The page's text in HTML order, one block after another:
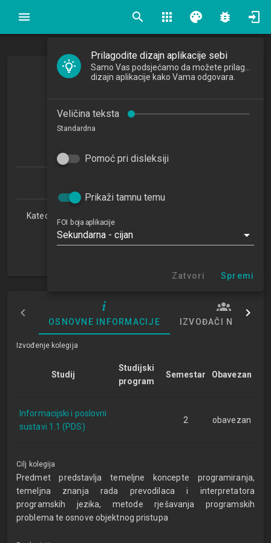
search apps palette bug_report
Programiranje 1
Programming 1
2013/2014
Katedra za teorijske i primijenjene osnove informacijskih
znanosti
RI
OSNOVNE INFORMACIJE IZVOĐAČI NASTAVE
Izvođenje kolegija
Studij
Studijski
program
Semestar Obavezan
Informacijski i poslovni
sustavi 1.1 (PDS)
2 obavezan
Cilj kolegija
Predmet predstavlja temeljne koncepte programiranja,
temeljna znanja rada prevodilaca i interpretatora
programskih jezika, metode rješavanja programskih
problema te osnove objektnog pristupa
Prilagodite dizajn aplikacije sebi
dizajn aplikacije kako Vama odgovara.
Veličina teksta
Standardna
Pomoć pri disleksiji
Prikaži tamnu temu
FOI boja aplikacije
Sekundarna - cijan
Zatvori Spremi